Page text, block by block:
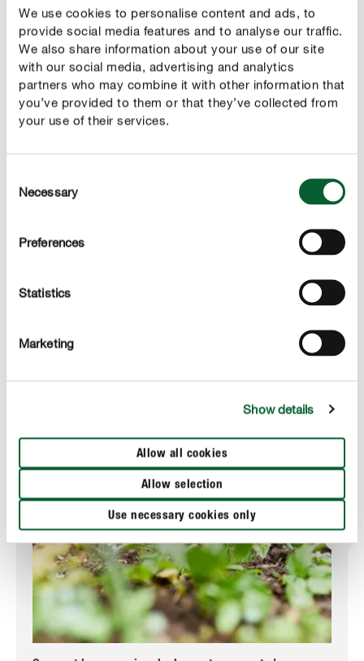
We use cookies to personalise content and ads, to
provide social media features and to analyse our traffic.
We also share information about your use of our site
with our social media, advertising and analytics
partners who may combine it with other information that
you’ve provided to them or that they’ve collected from
your use of their services.
Selection
Necessary
Preferences
Statistics
Marketing
Show details
Allow all cookies
Allow selection
Use necessary cookies only
LUTTE
Comment lutter contre le carpocapse des
prunes
Utilisez un piège à vers de la prune pour capturer les
mâles afin de combattre la fécondation des femelles et
donc la ponte. Le piège doit être suspendu à partir de la
infestés par les vers. Pour réduire encore plus les
à la recherche de larves hibernantes jusqu’au mois
d’avril. Il est alors facile de les supprimer dans l’écorce.